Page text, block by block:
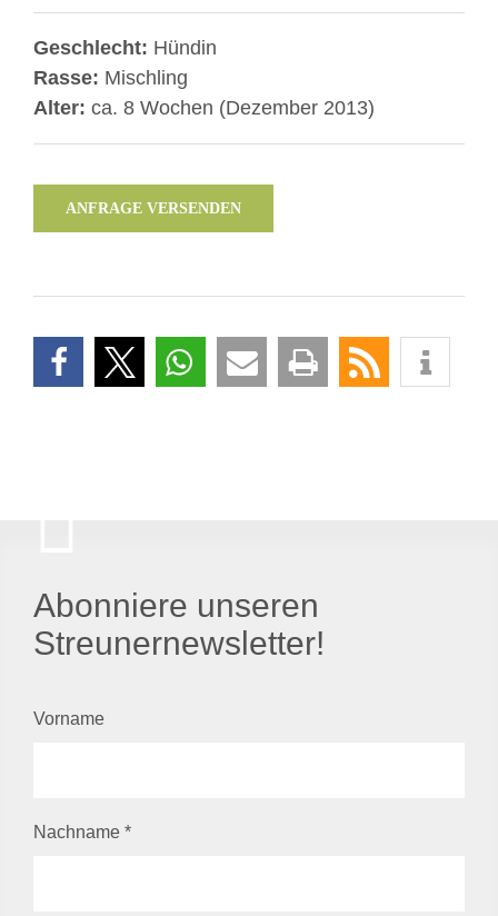
Geschlecht: Hündin
Rasse: Mischling
Alter: ca. 8 Wochen (Dezember 2013)
ANFRAGE VERSENDEN
Abonniere unseren
Streunernewsletter!
Vorname
Nachname *